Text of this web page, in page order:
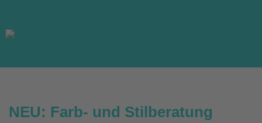
to
NEU: Farb- und Stilberatung